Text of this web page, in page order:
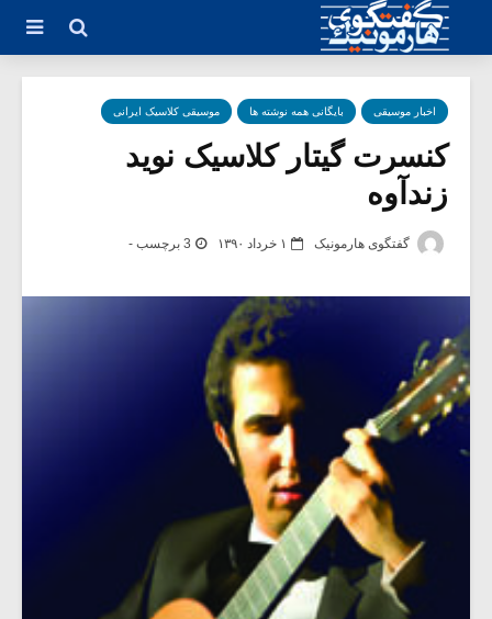
اخبار موسیقی بایگانی همه نوشته ها موسیقی کلاسیک ایرانی
کنسرت گیتار کلاسیک نوید
زندآوه
گفتگوی هارمونیک ۱ خرداد ۱۳۹۰ 3 برچسب -